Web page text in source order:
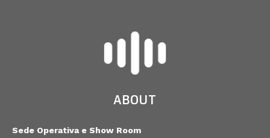
ABOUT
Sede Operativa e Show Room